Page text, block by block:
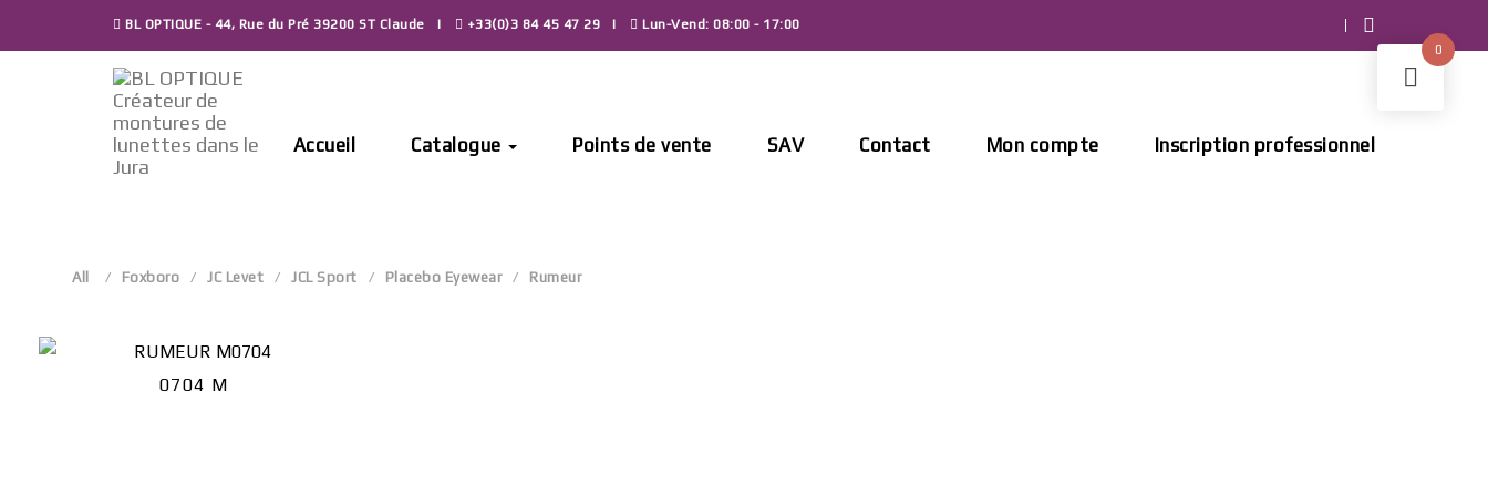
BL OPTIQUE - 44, Rue du Pré 39200 ST Claude +33(0)3 84 45 47 29 Lun-Vend: 08:00 - 17:00
Accueil Catalogue Points de vente SAV Contact Mon compte Inscription professionnel
All Foxboro JC Levet JCL Sport Placebo Eyewear Rumeur
0704 M
0